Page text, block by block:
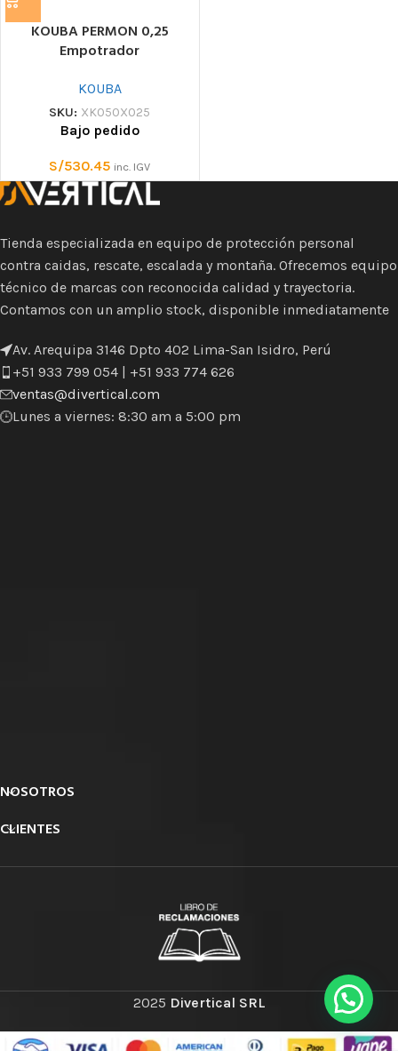
KOUBA PERMON 0,25
Empotrador
KOUBA
SKU: XK050X025
Bajo pedido
S/530.45 inc. IGV
Tienda especializada en equipo de protección personal
contra caidas, rescate, escalada y montaña. Ofrecemos equipo
técnico de marcas con reconocida calidad y trayectoria.
Contamos con un amplio stock, disponible inmediatamente
Av. Arequipa 3146 Dpto 402 Lima-San Isidro, Perú
+51 933 799 054 | +51 933 774 626
ventas@divertical.com
Lunes a viernes: 8:30 am a 5:00 pm
NOSOTROS
CLIENTES
2025 Divertical SRL